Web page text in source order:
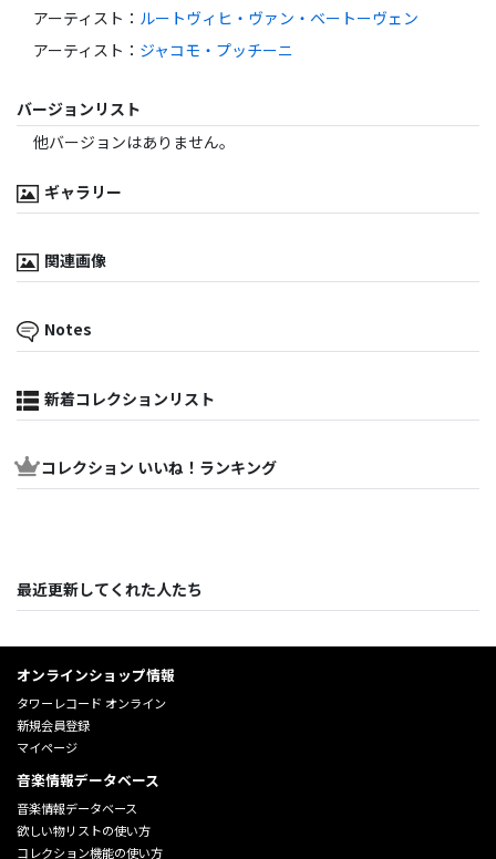
アーティスト ： ルートヴィヒ・ヴァン・ベートーヴェン
アーティスト ： ジャコモ・プッチーニ
バージョンリスト
他バージョンはありません。
ギャラリー
関連画像
Notes
新着コレクションリスト
コレクション いいね！ランキング
最近更新してくれた人たち
オンラインショップ情報
タワーレコード オンライン
新規会員登録
マイページ
音楽情報データベース
音楽情報データベース
欲しい物リストの使い方
コレクション機能の使い方